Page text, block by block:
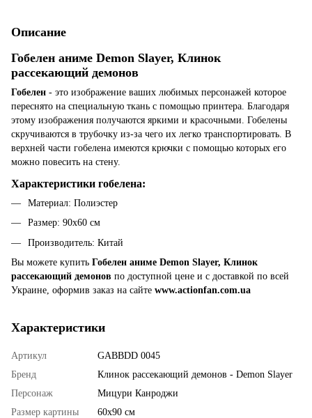
Описание
Гобелен аниме Demon Slayer, Клинок
рассекающий демонов
Гобелен - это изображение ваших любимых персонажей которое
переснято на специальную ткань с помощью принтера. Благодаря
этому изображения получаются яркими и красочными. Гобелены
скручиваются в трубочку из-за чего их легко транспортировать. В
верхней части гобелена имеются крючки с помощью которых его
можно повесить на стену.
Характеристики гобелена:
Материал: Полиэстер
Размер: 90х60 см
Производитель: Китай
Вы можете купить Гобелен аниме Demon Slayer, Клинок
рассекающий демонов по доступной цене и с доставкой по всей
Украине, оформив заказ на сайте www.actionfan.com.ua
Характеристики
Артикул
GABBDD 0045
Бренд
Клинок рассекающий демонов - Demon Slayer
Персонаж
Мицури Канроджи
Размер картины
60х90 см